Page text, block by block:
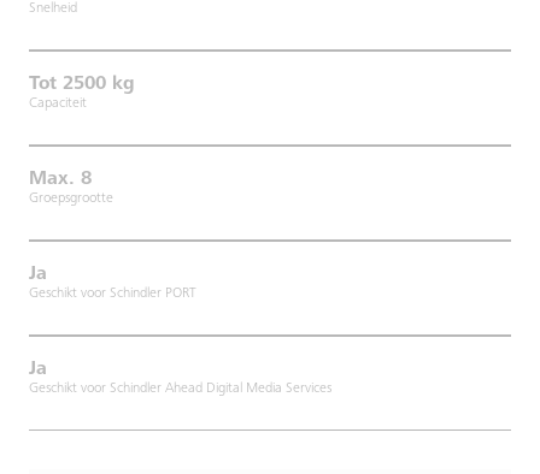
Snelheid
Tot 2500 kg
Capaciteit
Max. 8
Groepsgrootte
Ja
Geschikt voor Schindler PORT
Ja
Geschikt voor Schindler Ahead Digital Media Services